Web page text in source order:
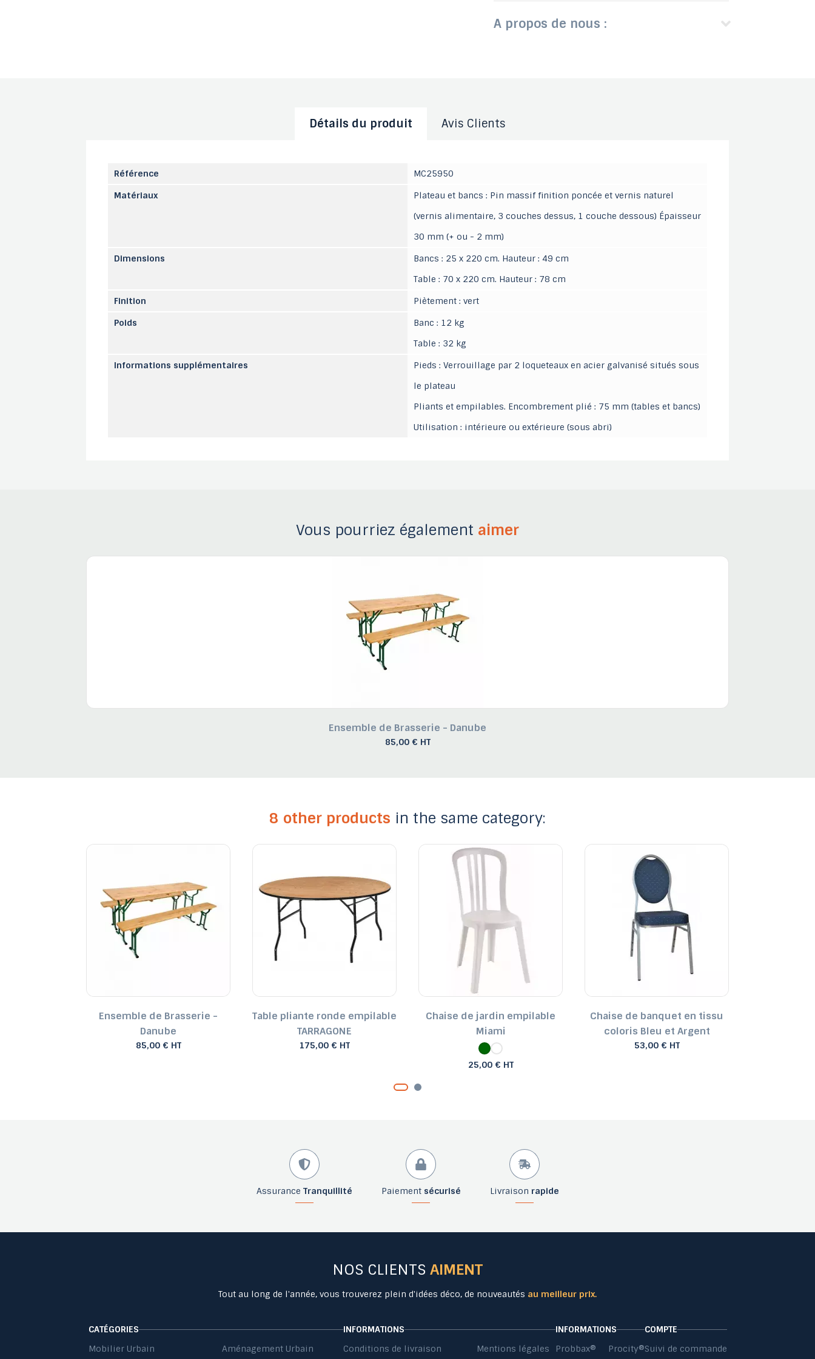
A propos de nous :
Détails du produit Avis Clients
Référence
MC25950
Matériaux
Plateau et bancs : Pin massif finition poncée et vernis naturel
(vernis alimentaire, 3 couches dessus, 1 couche dessous) Épaisseur
30 mm (+ ou - 2 mm)
Dimensions
Bancs : 25 x 220 cm. Hauteur : 49 cm
Table : 70 x 220 cm. Hauteur : 78 cm
Finition
Piètement : vert
Poids
Banc : 12 kg
Table : 32 kg
Informations supplémentaires
Pieds : Verrouillage par 2 loqueteaux en acier galvanisé situés sous
le plateau
Pliants et empilables. Encombrement plié : 75 mm (tables et bancs)
Utilisation : intérieure ou extérieure (sous abri)
Vous pourriez également aimer
Ensemble de Brasserie - Danube
85,00 € HT
8 other products in the same category:
Ensemble de Brasserie -
Danube
85,00 € HT
Table pliante ronde empilable
TARRAGONE
175,00 € HT
Chaise de jardin empilable
Miami
25,00 € HT
Chaise de banquet en tissu
coloris Bleu et Argent
53,00 € HT
Assurance Tranquillité Paiement sécurisé Livraison rapide
NOS CLIENTS AIMENT
Tout au long de l'année, vous trouverez plein d'idées déco, de nouveautés au meilleur prix.
CATÉGORIES
Mobilier Urbain
Aménagement Urbain
INFORMATIONS
Conditions de livraison
Mentions légales
INFORMATIONS
Probbax®
Procity®
COMPTE
Suivi de commande